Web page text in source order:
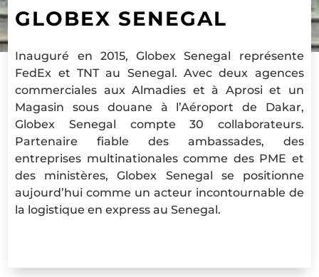
GLOBEX SENEGAL
Inauguré en 2015, Globex Senegal représente
FedEx et TNT au Senegal. Avec deux agences
commerciales aux Almadies et à Aprosi et un
Magasin sous douane à l’Aéroport de Dakar,
Globex Senegal compte 30 collaborateurs.
Partenaire fiable des ambassades, des
entreprises multinationales comme des PME et
des ministères, Globex Senegal se positionne
aujourd’hui comme un acteur incontournable de
la logistique en express au Senegal.